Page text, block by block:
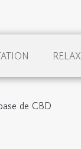
de CBD